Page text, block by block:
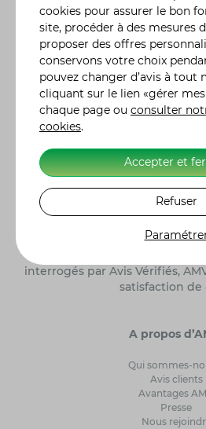
particuliers :
assurance auto,
assurance moto de collection
,
gamme complète de formules
classiques aux plus
jetski ou quad, adaptées à vos
pouvez moduler vos
garanties particulières, en
des risques liés à votre
devis à la souscription de
moto, auto ou autre, tout se
conseillers sont également à
renseigner et vous
votre contrat d'assurance.
constructeurs moto
et leurs
de gagner ! Label
interrogés par Avis Vérifiés,
satisfaction de
A propos
Qui sommes-
Avis clients
Avantages
Presse
Nous
cookies pour assurer le bon
site, procéder à des mesures
proposer des offres
conservons votre choix
pouvez changer d’avis à tout
cliquant sur le lien «gérer
chaque page ou consulter
cookies.
Accepter et
Refuser